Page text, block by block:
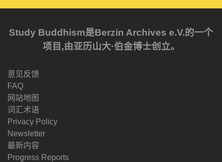
Study Buddhism是Berzin Archives e.V.的一个
项目,由亚历山大·伯金博士创立。
意见反馈
FAQ
网站地图
词汇术语
Privacy Policy
Newsletter
最新内容
Progress Reports